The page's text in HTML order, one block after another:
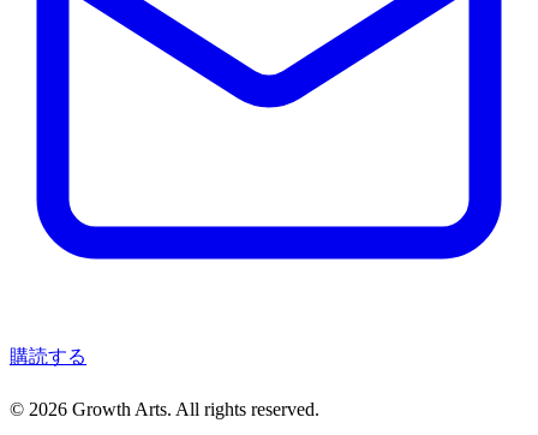
購読する
© 2026 Growth Arts. All rights reserved.